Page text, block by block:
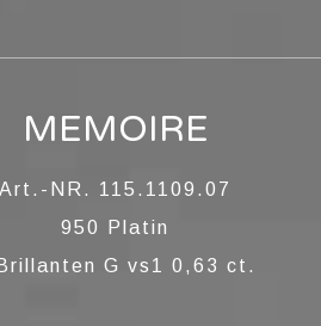
MEMOIRE
Art.-NR. 115.1109.07
950 Platin
G vs1 0,63 ct.